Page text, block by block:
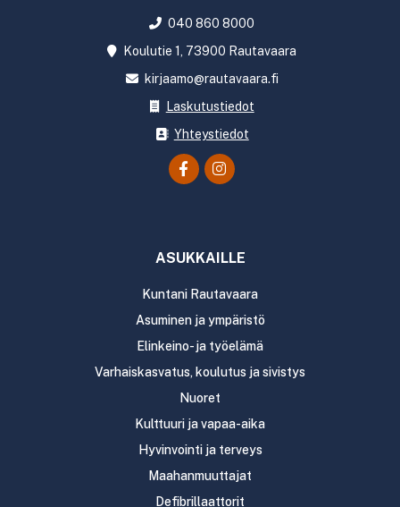
040 860 8000
Koulutie 1, 73900 Rautavaara
kirjaamo@rautavaara.fi
Laskutustiedot
Yhteystiedot
ASUKKAILLE
Kuntani Rautavaara
Asuminen ja ympäristö
Elinkeino- ja työelämä
Varhaiskasvatus, koulutus ja sivistys
Nuoret
Kulttuuri ja vapaa-aika
Hyvinvointi ja terveys
Maahanmuuttajat
Defibrillaattorit